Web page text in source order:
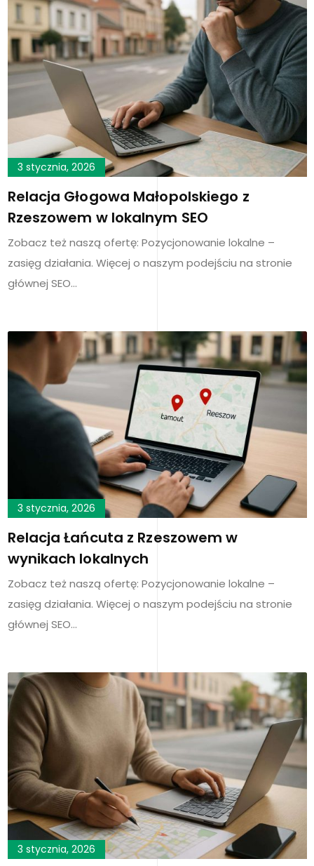
3 stycznia, 2026
Relacja Głogowa Małopolskiego z
Rzeszowem w lokalnym SEO
Zobacz też naszą ofertę: Pozycjonowanie lokalne –
zasięg działania. Więcej o naszym podejściu na stronie
głównej SEO…
3 stycznia, 2026
Relacja Łańcuta z Rzeszowem w
wynikach lokalnych
Zobacz też naszą ofertę: Pozycjonowanie lokalne –
zasięg działania. Więcej o naszym podejściu na stronie
głównej SEO…
3 stycznia, 2026